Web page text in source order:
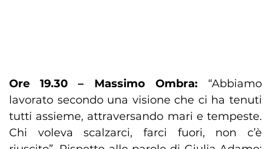
Ore 19.30 – Massimo Ombra: “Abbiamo
lavorato secondo una visione che ci ha tenuti
tutti assieme, attraversando mari e tempeste.
Chi voleva scalzarci, farci fuori, non c’è